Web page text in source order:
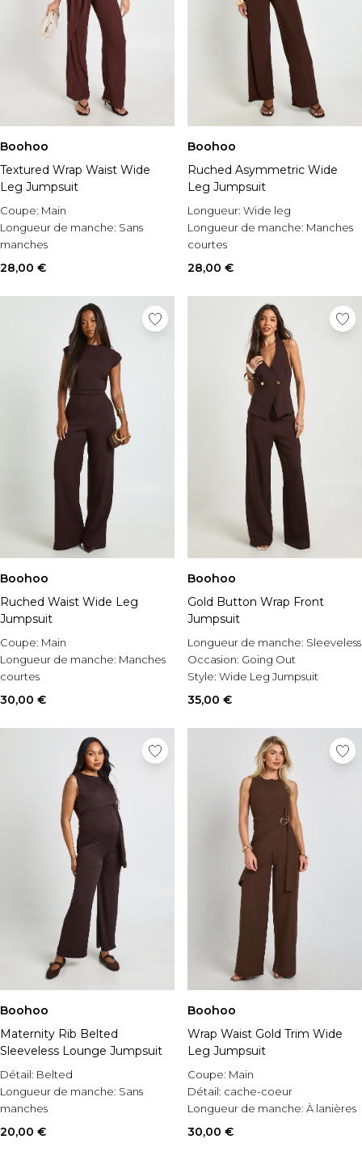
Boohoo
Textured Wrap Waist Wide
Leg Jumpsuit
Coupe: Main
Longueur de manche: Sans
manches
Style:Combinaison ample
28,00 €
Boohoo
Ruched Asymmetric Wide
Leg Jumpsuit
Longueur: Wide leg
Longueur de manche: Manches
courtes
Style:Combinaison ample
28,00 €
Boohoo
Ruched Waist Wide Leg
Jumpsuit
Coupe: Main
Longueur de manche: Manches
courtes
Style:Combinaison ample
30,00 €
Boohoo
Gold Button Wrap Front
Jumpsuit
Longueur de manche: Sleeveless
Occasion: Going Out
Style: Wide Leg Jumpsuit
35,00 €
Boohoo
Maternity Rib Belted
Sleeveless Lounge Jumpsuit
Détail: Belted
Longueur de manche: Sans
manches
Style:Combinaison ample
20,00 €
Boohoo
Wrap Waist Gold Trim Wide
Leg Jumpsuit
Coupe: Main
Détail: cache-coeur
Longueur de manche: À lanières
30,00 €